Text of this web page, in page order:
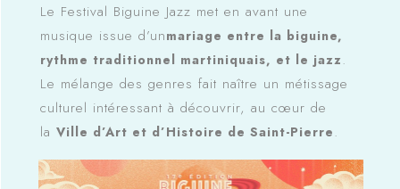
Le Festival Biguine Jazz met en avant une
musique issue d’unmariage entre la biguine,
rythme traditionnel martiniquais, et le jazz .
Le mélange des genres fait naître un métissage
culturel intéressant à découvrir, au cœur de
la Ville d’Art et d’Histoire de Saint-Pierre .